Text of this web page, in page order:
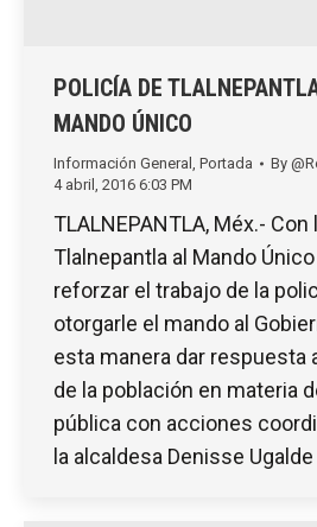
POLICÍA DE
MANDO ÚNICO
Información General Portada By
4 abril, 2016 6:03 PM
TLALNEPANTLA, Méx.-
Tlalnepantla al Mando
reforzar el trabajo de la
otorgarle el mando al
esta manera dar respuesta
de la población en materia
pública con acciones
la alcaldesa Denisse Ugalde